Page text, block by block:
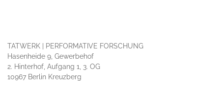
TATWERK | PERFORMATIVE FORSCHUNG
Hasenheide 9, Gewerbehof
2. Hinterhof, Aufgang 1, 3. OG
10967 Berlin Kreuzberg